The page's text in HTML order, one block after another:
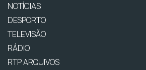
NOTÍCIAS
DESPORTO
TELEVISÃO
RÁDIO
RTP ARQUIVOS